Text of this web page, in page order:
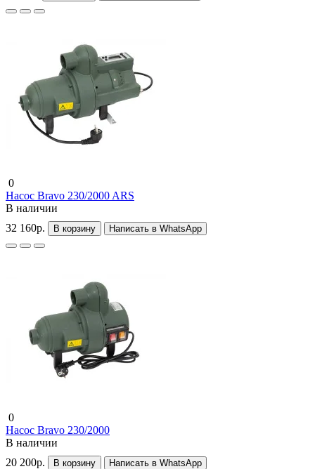
0
Насос Bravo 230/2000 ARS
В наличии
32 160р.
В корзину Написать в WhatsApp
0
Насос Bravo 230/2000
В наличии
20 200р.
В корзину Написать в WhatsApp